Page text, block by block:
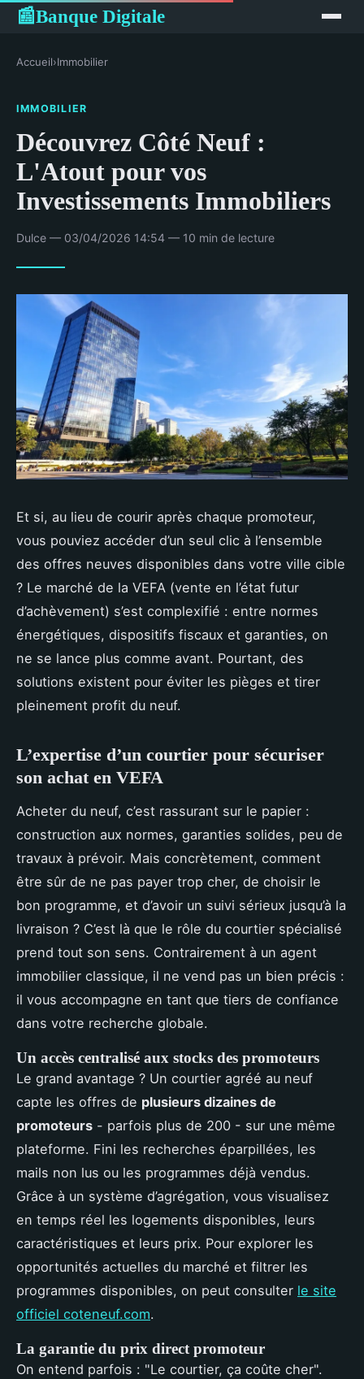
📰Banque Digitale
Accueil›Immobilier
IMMOBILIER
Découvrez Côté Neuf :
L'Atout pour vos
Investissements Immobiliers
Dulce — 03/04/2026 14:54 — 10 min de lecture
Et si, au lieu de courir après chaque promoteur,
vous pouviez accéder d’un seul clic à l’ensemble
des offres neuves disponibles dans votre ville cible
? Le marché de la VEFA (vente en l’état futur
d’achèvement) s’est complexifié : entre normes
énergétiques, dispositifs fiscaux et garanties, on
ne se lance plus comme avant. Pourtant, des
solutions existent pour éviter les pièges et tirer
pleinement profit du neuf.
L’expertise d’un courtier pour sécuriser
son achat en VEFA
Acheter du neuf, c’est rassurant sur le papier :
construction aux normes, garanties solides, peu de
travaux à prévoir. Mais concrètement, comment
être sûr de ne pas payer trop cher, de choisir le
bon programme, et d’avoir un suivi sérieux jusqu’à la
livraison ? C’est là que le rôle du courtier spécialisé
prend tout son sens. Contrairement à un agent
immobilier classique, il ne vend pas un bien précis :
il vous accompagne en tant que tiers de confiance
dans votre recherche globale.
Un accès centralisé aux stocks des promoteurs
Le grand avantage ? Un courtier agréé au neuf
capte les offres de plusieurs dizaines de
promoteurs - parfois plus de 200 - sur une même
plateforme. Fini les recherches éparpillées, les
mails non lus ou les programmes déjà vendus.
Grâce à un système d’agrégation, vous visualisez
en temps réel les logements disponibles, leurs
caractéristiques et leurs prix. Pour explorer les
opportunités actuelles du marché et filtrer les
programmes disponibles, on peut consulter le site
officiel coteneuf.com.
La garantie du prix direct promoteur
On entend parfois : "Le courtier, ça coûte cher".